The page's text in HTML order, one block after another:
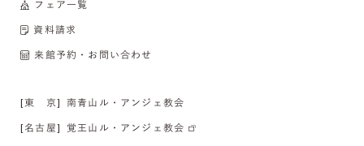
フェア一覧
資料請求
来館予約・お問い合わせ
[東 京] 南青山ル・アンジェ教会
[名古屋] 覚王山ル・アンジェ教会